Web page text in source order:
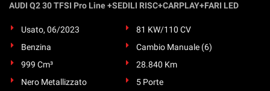
AUDI Q2 30 TFSI Pro Line +SEDILI RISC+CARPLAY+FARI LED
Usato, 06/2023
81 KW/110 CV
Benzina
Cambio Manuale (6)
999 Cm³
28.840 Km
Nero Metallizzato
5 Porte